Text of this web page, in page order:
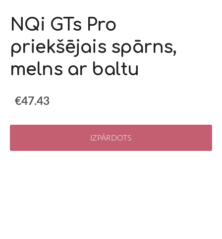
NQi GTs Pro
priekšējais spārns,
melns ar baltu
€47.43
IZPĀRDOTS